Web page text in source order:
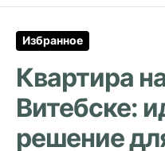
Избранное
Квартира
Витебске:
решение